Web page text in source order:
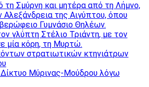
Σμύρνη και μητέρα από τη Λήμνο,
Αλεξάνδρεια της Αιγύπτου, όπου
Γυμνάσιο Θηλέων.
γλύπτη Στέλιο Τριάντη, με τον
μία κόρη, τη Μυρτώ.
στρατιωτικών κτηνιάτρων
Δίκτυο Μύρινας-Μούδρου λόγω